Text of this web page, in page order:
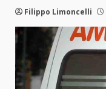
Filippo Limoncelli